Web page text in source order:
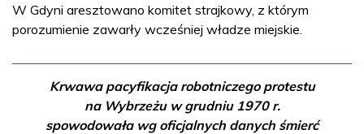
W Gdyni aresztowano komitet strajkowy, z którym
porozumienie zawarły wcześniej władze miejskie.
Krwawa pacyfikacja robotniczego protestu
na Wybrzeżu w grudniu 1970 r.
spowodowała wg oficjalnych danych śmierć